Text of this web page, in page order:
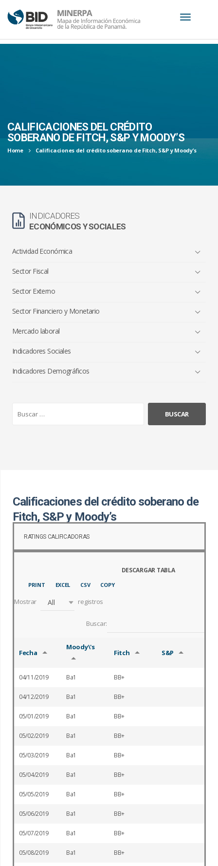
CALIFICACIONES DEL CRÉDITO
SOBERANO DE FITCH, S&P Y MOODY’S
Home Calificaciones del crédito soberano de Fitch, S&P y Moody’s
INDICADORES
ECONÓMICOS Y SOCIALES
Actividad Económica
Sector Fiscal
Sector Externo
Sector Financiero y Monetario
Mercado laboral
Indicadores Sociales
Indicadores Demográficos
Calificaciones del crédito soberano de
Fitch, S&P y Moody’s
RATINGS CALIFICADORAS
PRINT EXCEL CSV COPY
Mostrar All registros
Buscar:
Fecha
Moody\'s
Fitch S&P
04/11/2019 Ba1 BB+
04/12/2019 Ba1 BB+
05/01/2019 Ba1 BB+
05/02/2019 Ba1 BB+
05/03/2019 Ba1 BB+
05/04/2019 Ba1 BB+
05/05/2019 Ba1 BB+
05/06/2019 Ba1 BB+
05/07/2019 Ba1 BB+
05/08/2019 Ba1 BB+